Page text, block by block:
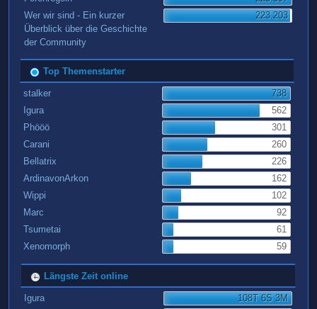
Wer wir sind - Ein kurzer
Überblick über die Geschichte
der Community
223.203
Top Themenstarter
stalker
738
Igura
562
Phööö
301
Carani
260
Bellatrix
226
ArdinavonArkon
162
Wippi
102
Marc
92
Tsumetai
61
Xenomorph
59
Längste Zeit online
Igura
108T 6S 3M